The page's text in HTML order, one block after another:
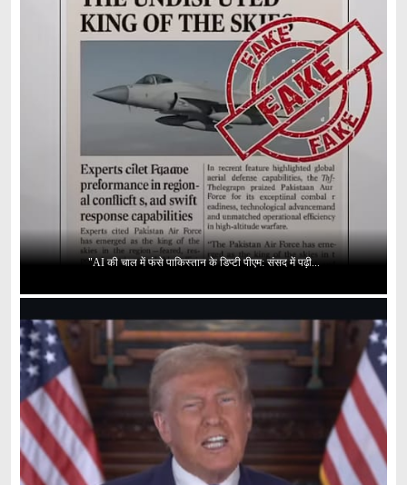
"AI की चाल में फंसे पाकिस्तान के डिप्टी पीएम: संसद में पढ़ी...